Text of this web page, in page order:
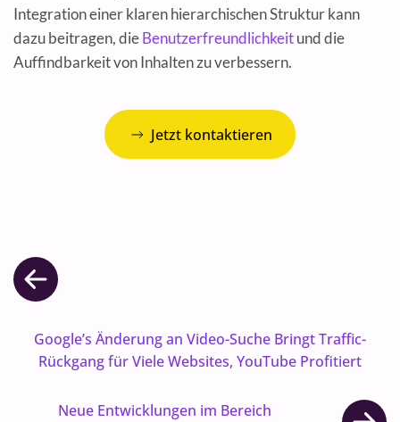
Integration einer klaren hierarchischen Struktur kann
dazu beitragen, dieBenutzerfreundlichkeitund die
Auffindbarkeit von Inhalten zu verbessern.
Jetzt kontaktieren
Google’s Änderung an Video-Suche Bringt Traffic-
Rückgang für Viele Websites, YouTube Profitiert
Neue Entwicklungen im Bereich